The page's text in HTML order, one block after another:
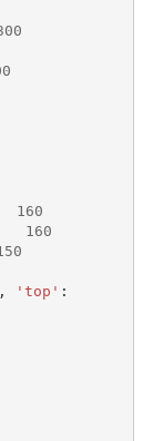
160
160
, 'top' :